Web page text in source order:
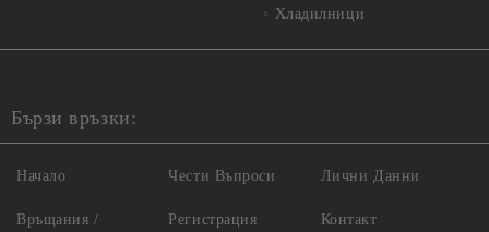
Хладилници
Бързи връзки:
Начало
Връщания /
Чести Въпроси
Регистрация
Лични Данни
Контакт